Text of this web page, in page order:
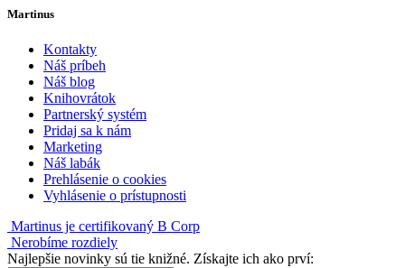
Martinus
Kontakty
Náš príbeh
Náš blog
Knihovrátok
Partnerský systém
Pridaj sa k nám
Marketing
Náš labák
Prehlásenie o cookies
Vyhlásenie o prístupnosti
Martinus je certifikovaný B Corp
Nerobíme rozdiely
Najlepšie novinky sú tie knižné. Získajte ich ako prví: